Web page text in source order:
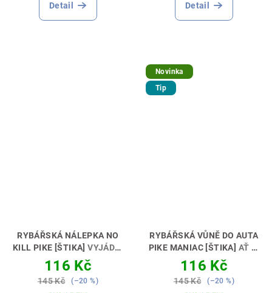
Detail Detail
RYBÁŘSKÁ NÁLEPKA NO
KILL PIKE [ŠTIKA]VYJÁDŘI
SVŮJ POSTOJ 🚗🎣
116 Kč
145 Kč (–20 %)
Novinka
Tip
RYBÁŘSKÁ VŮNĚ DO AUTA
PIKE MANIAC [ŠTIKA] AŤ TI
VONÍ KÁRA 🚗🎣
116 Kč
145 Kč (–20 %)